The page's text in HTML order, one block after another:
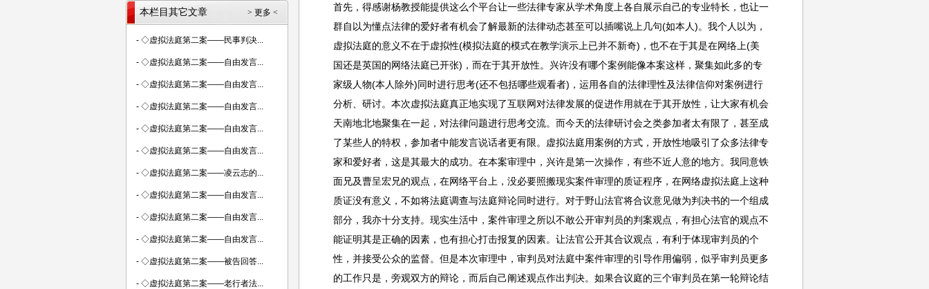
首先，得感谢杨教授能提供这么个平台让一些法律专家从学术角度上各自展示自己的专业特长，也让一
群自以为懂点法律的爱好者有机会了解最新的法律动态甚至可以插嘴说上几句(如本人)。我个人以为，
虚拟法庭的意义不在于虚拟性(模拟法庭的模式在教学演示上已并不新奇)，也不在于其是在网络上(美
国还是英国的网络法庭已开张)，而在于其开放性。兴许没有哪个案例能像本案这样，聚集如此多的专
家级人物(本人除外)同时进行思考(还不包括哪些观看者)，运用各自的法律理性及法律信仰对案例进行
分析、研讨。本次虚拟法庭真正地实现了互联网对法律发展的促进作用就在于其开放性，让大家有机会
天南地北地聚集在一起，对法律问题进行思考交流。而今天的法律研讨会之类参加者太有限了，甚至成
了某些人的特权，参加者中能发言说话者更有限。虚拟法庭用案例的方式，开放性地吸引了众多法律专
家和爱好者，这是其最大的成功。在本案审理中，兴许是第一次操作，有些不近人意的地方。我同意铁
面兄及曹呈宏兄的观点，在网络平台上，没必要照搬现实案件审理的质证程序，在网络虚拟法庭上这种
质证没有意义，不如将法庭调查与法庭辩论同时进行。对于野山法官将合议意见做为判决书的一个组成
部分，我亦十分支持。现实生活中，案件审理之所以不敢公开审判员的判案观点，有担心法官的观点不
能证明其是正确的因素，也有担心打击报复的因素。让法官公开其合议观点，有利于体现审判员的个
性，并接受公众的监督。但是本次审理中，审判员对法庭中案件审理的引导作用偏弱，似乎审判员更多
的工作只是，旁观双方的辩论，而后自己阐述观点作出判决。如果合议庭的三个审判员在第一轮辩论结
> 更多 <
本栏目其它文章
- ◇虚拟法庭第二案——民事判决...
- ◇虚拟法庭第二案——自由发言...
- ◇虚拟法庭第二案——自由发言...
- ◇虚拟法庭第二案——自由发言...
- ◇虚拟法庭第二案——自由发言...
- ◇虚拟法庭第二案——自由发言...
- ◇虚拟法庭第二案——凌云志的...
- ◇虚拟法庭第二案——自由发言...
- ◇虚拟法庭第二案——自由发言...
- ◇虚拟法庭第二案——自由发言...
- ◇虚拟法庭第二案——被告回答...
- ◇虚拟法庭第二案——老行者法...